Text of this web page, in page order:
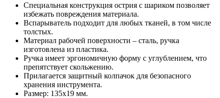
Специальная конструкция острия с шариком позволяет
избежать повреждения материала.
Вспарыватель подходит для любых тканей, в том числе
толстых.
Материал рабочей поверхности – сталь, ручка
изготовлена из пластика.
Ручка имеет эргономичную форму с углублением, что
препятствует скольжению.
Прилагается защитный колпачок для безопасного
хранения инструмента.
Размер: 135x19 мм.